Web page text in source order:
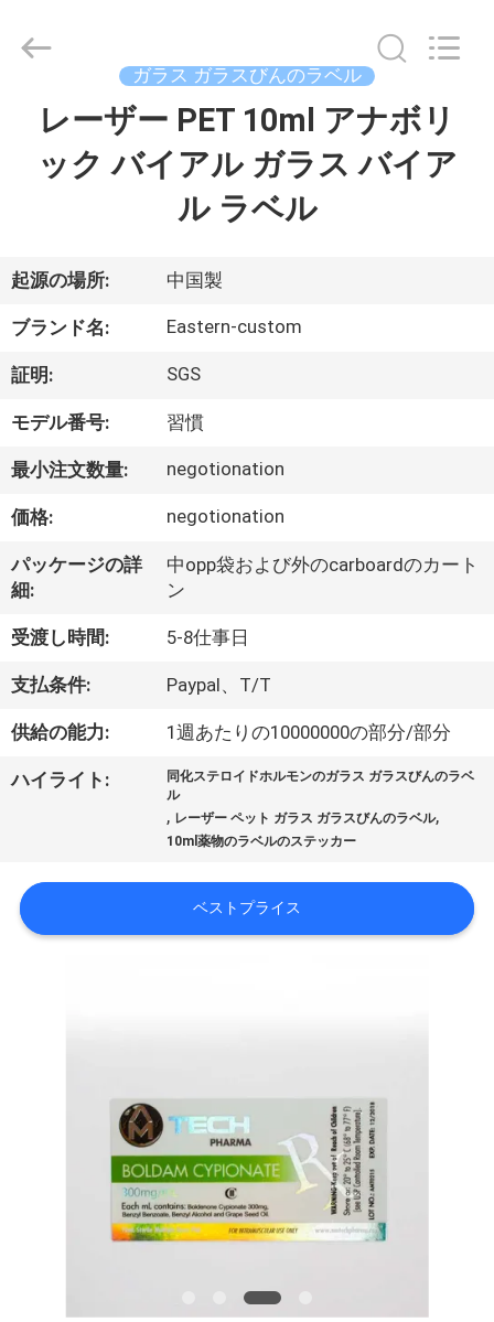
ダ
ク
ト
私
に
つ
い
て
工
場
行
2017
(Xiamen)
ガラス ガラスびんのラベル
レーザー PET 10ml アナボリ
ック バイアル ガラス バイア
ル ラベル
起源の場所: 中国製
ブランド名: Eastern-custom
証明: SGS
モデル番号: 習慣
最小注文数量: negotionation
価格: negotionation
パッケージの詳
細:
中opp袋および外のcarboardのカート
ン
受渡し時間: 5-8仕事日
支払条件: Paypal、T/T
供給の能力: 1週あたりの10000000の部分/部分
ハイライト:
同化ステロイドホルモンのガラス ガラスびんのラベ
ル
, レーザー ペット ガラス ガラスびんのラベル,
10ml薬物のラベルのステッカー
ベストプライス